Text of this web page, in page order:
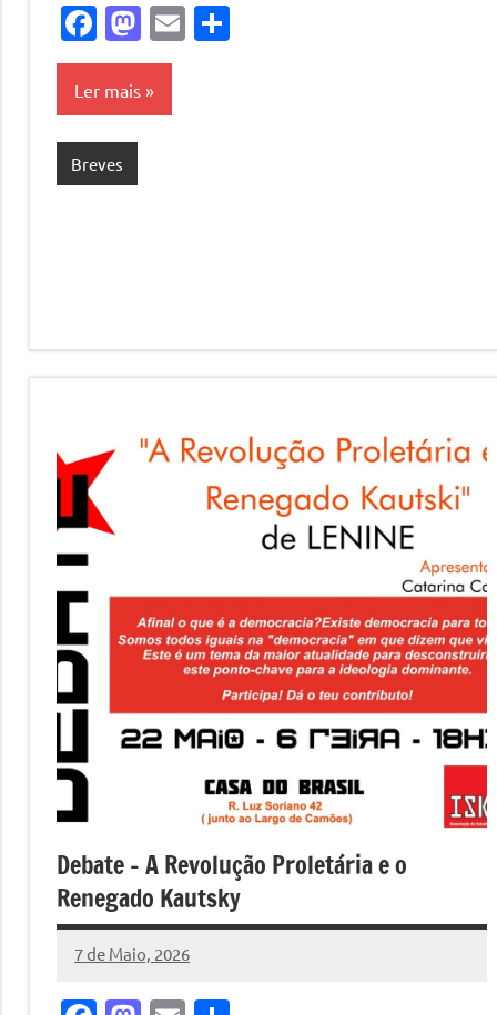
Facebook
Mastodon
Email
Ler mais
Breves
Debate – A Revolução Proletária e o
Renegado Kautsky
7 de Maio, 2026
Pedro
Cadete